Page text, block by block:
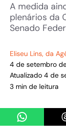
A medida
plenários da
Senado
Eliseu Lins, da
4 de setembro de
Atualizado 4 de
3 min de leitura
Share on